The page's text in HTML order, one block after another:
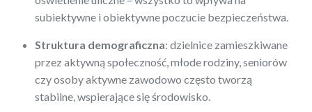
subiektywne i obiektywne poczucie bezpieczeństwa.
Struktura demograficzna: dzielnice zamieszkiwane
przez aktywną społeczność, młode rodziny, seniorów
czy osoby aktywne zawodowo często tworzą
stabilne, wspierające się środowisko.